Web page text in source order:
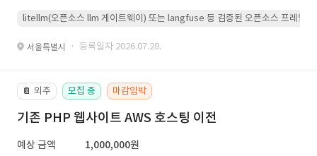
litellm(오픈소스 llm 게이트웨이) 또는 langfuse 등 검증된 오픈소스 프레임워
서울특별시 · 등록일자 2026.07.28.
📔 외주 모집 중 마감임박
기존 PHP 웹사이트 AWS 호스팅 이전
예상 금액
1,000,000원